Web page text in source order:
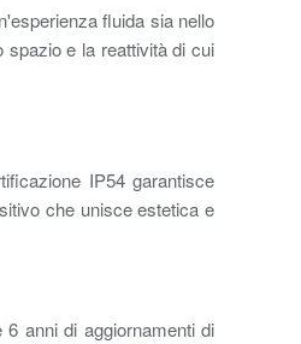
fluida sia nello
e la reattività di cui
IP54 garantisce
che unisce estetica e
anni di aggiornamenti di